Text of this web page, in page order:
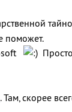
поможет.
. Там, скорее